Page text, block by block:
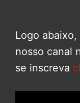
Logo
nosso canal
se inscreva